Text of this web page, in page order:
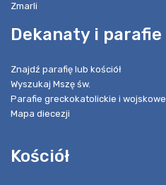
Zmarli
Dekanaty i parafie
Znajdź parafię lub kościół
Wyszukaj Mszę św.
Parafie greckokatolickie i wojskowe
Mapa diecezji
Kościół